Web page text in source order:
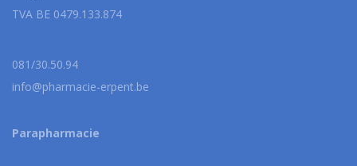
TVA BE 0479.133.874
081/30.50.94
info@pharmacie-erpent.be
Parapharmacie